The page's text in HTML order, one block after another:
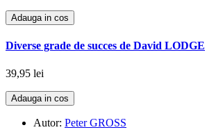
Adauga in cos
Diverse grade de succes de David LODGE
39,95 lei
Adauga in cos
Autor: Peter GROSS